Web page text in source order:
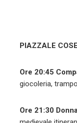
PIAZZALE
Ore 20:45
giocoleria,
Ore 21:30